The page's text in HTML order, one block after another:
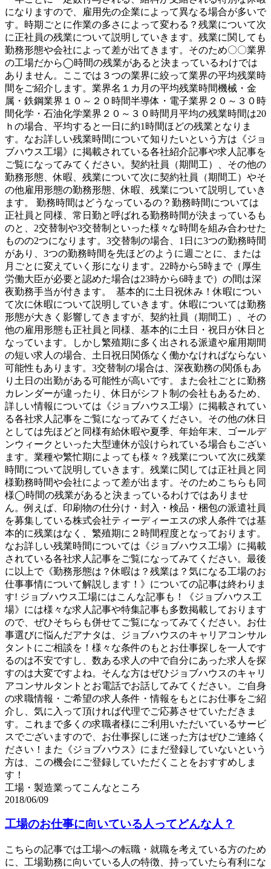
になりますので、雇用先の企業によって異なる場合が多いで
す。時期ごとに作業の多さによって変わる？残業について次
に正社員の残業について説明していきます。残業に関しても
勤務形態や会社によって差が出てきます。そのため〇〇業界
の工場だから◯時間の残業があると決まっているわけでは
ありません。ここでは３つの業界に絞って業界の平均残業時
間をご紹介します。業界名１カ月の平均残業時間機械・金
属・鉄鋼業界１０～２０時間半導体・電子業界２０～３０時
間化学・石油化学業界２０～３０時間月平均の残業時間は20
ｈの場合、平均すると一日に約1時間ほどの残業となりま
す。なお詳しい残業時間について知りたいという方は《ジョ
ブハウス工場》に掲載されている各社紹介記事や求人記事を
ご覧になってみてください。契約社員（期間工）、その他の
勤務形態、休暇、残業について次に契約社員（期間工）やそ
の他雇用形態の勤務形態、休暇、残業について説明していき
ます。 勤務時間はどうなっているの？勤務時間については
正社員と同様、常日勤と呼ばれる勤務時間が決まっているも
のと、2交替制や3交替制といった様々な時間を組み合わせた
ものの2つになります。3交替制の場合、1日に3つの勤務時間
があり、3つの勤務時間を先ほどのように週ごとに、または
月ごとに変えていく形になります。22時から5時まで（厚生
労働大臣が必要と認めた場合は23時から6時まで）の間は深
夜勤務手当が付きます。 基本的に土日祝休み！休暇につい
て次に休暇について説明していきます。休暇については勤務
形態が大きく影響してきますが、契約社員（期間工）、その
他の雇用形態も正社員と同様、基本的に土日・祝日が休日と
なっています。しかし繁殖期に多く出される派遣や雇用期間
の短い求人の場合、土日祝日関係なく働かなければならない
可能性もあります。3交替制の場合は、深夜勤務の関係もあ
り土日の出勤がある可能性が高いです。また会社ごとに勤務
カレンダーが違ったり、休日がシフト制の会社もあるため、
詳しい情報については《ジョブハウス工場》に掲載されてい
る各社求人記事をご覧になってみてください。その他の休日
としては先ほどと同様有給休暇や夏季、年始年末、ゴールデ
ンウィークといった大型連休が設けられている場合もござい
ます。業種や繁忙期によっても様々？残業について次に残業
時間について説明していきます。残業に関しては正社員と同
様勤務時間や会社によって差が出ます。そのためこちらも同
様◯時間の残業があると決まっているわけではありませ
ん。例えば、印刷物の仕分け・封入・検品・梱包の派遣社員
を募集している株式会社ティーディーエスの求人条件では基
本的に残業はなく、繁殖期に２時間程度となっております。
なお詳しい残業時間については《ジョブハウス工場》に掲載
されている各社求人記事をご覧になってみてください。最後
に以上で《勤務形態は？休暇は？残業は？気になる工場のお
仕事事情について解説します！》についての記事は終わりま
す! ジョブハウス工場にはこんな記事も！《ジョブハウス工
場》には様々な求人記事や特集記事も多数掲載しております
ので、ぜひそちらも併せてご覧になってみてください。お仕
事選びに悩んだアナタは、ジョブハウスのキャリアコンサル
タントにご相談を！様々な条件のもとお仕事探しを一人です
るのは不安ですし、数ある求人の中で自分にあった求人を探
すのは大変ですよね。そんな方はぜひジョブハウスのキャリ
アコンサルタントとお電話でお話してみてください。ご自身
の求職情報・ご希望の求人条件・情報をもとにお仕事をご紹
介し、気に入って頂ければ代理でご応募させていただきま
す。これまで多くの求職者様にご利用いただいているサービ
スでございますので、お仕事探しに迷った方はぜひご連絡く
ださい！また《ジョブハウス》にまだ登録していないという
方は、この機会にご登録していただくことをおすすめしま
す！
工場・製造業ってこんなところ
2018/06/09
工場のお仕事に向いている人ってどんな人？
こちらの記事では工場への転職・就職を考えている方のため
に、工場勤務に向いている人の特徴、持っていたら有利にな